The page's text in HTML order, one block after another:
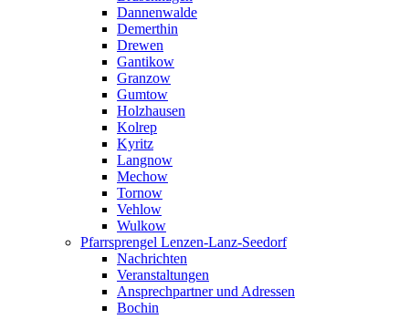
Dannenwalde
Demerthin
Drewen
Gantikow
Granzow
Gumtow
Holzhausen
Kolrep
Kyritz
Langnow
Mechow
Tornow
Vehlow
Wulkow
Pfarrsprengel Lenzen-Lanz-Seedorf
Nachrichten
Veranstaltungen
Ansprechpartner und Adressen
Bochin